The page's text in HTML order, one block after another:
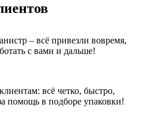
– всё привезли вовремя,
с вами и дальше!
всё четко, быстро,
помощь в подборе упаковки!